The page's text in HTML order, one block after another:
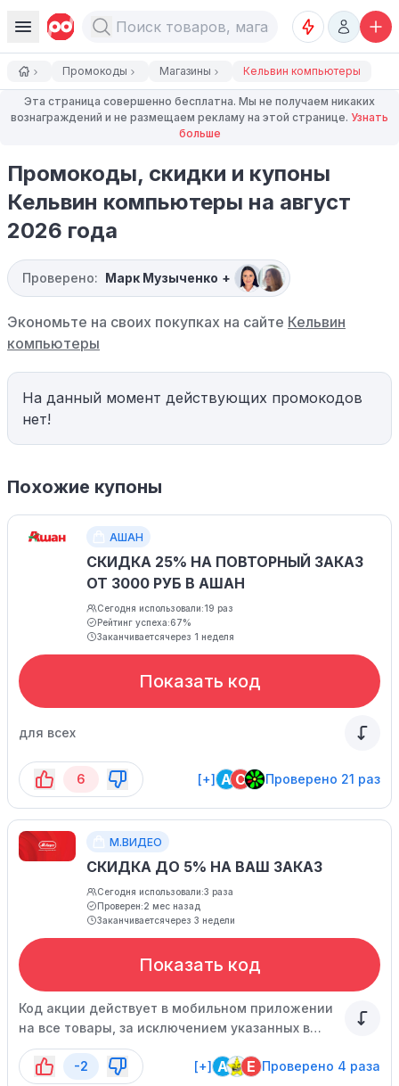
Промокоды Магазины Кельвин компьютеры
Эта страница совершенно бесплатна. Мы не получаем никаких
вознаграждений и не размещаем рекламу на этой странице. Узнать
больше
Промокоды, скидки и купоны
Кельвин компьютеры на август
2026 года
Проверено: Марк Музыченко +
Экономьте на своих покупках на сайте Кельвин
компьютеры
На данный момент действующих промокодов
нет!
Похожие купоны
АШАН
СКИДКА 25% НА ПОВТОРНЫЙ ЗАКАЗ
ОТ 3000 РУБ В АШАН
Сегодня использовали:19 раз
Рейтинг успеха:67%
Заканчиваетсячерез 1 неделя
Показать код
для всех
6 [+] A C Проверено 21 раз
М.ВИДЕО
СКИДКА ДО 5% НА ВАШ ЗАКАЗ
Сегодня использовали:3 раза
Проверен:2 мес назад
Заканчиваетсячерез 3 недели
Показать код
Код акции действует в мобильном приложении
на все товары, за исключением указанных в
списке. Спешите воспользоваться
предложением, оно ограничено по времени.
-2 [+] A E Проверено 4 раза